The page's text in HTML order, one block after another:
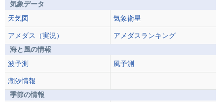
気象データ
天気図
気象衛星
アメダス（実況）
アメダスランキング
海と風の情報
波予測
風予測
潮汐情報
季節の情報